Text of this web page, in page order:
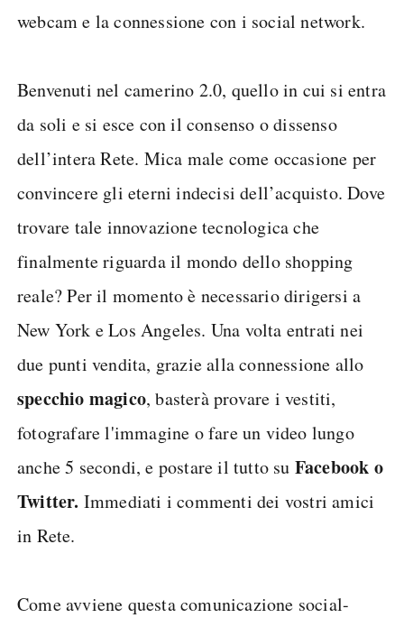
webcam e la connessione con i social network.
Benvenuti nel camerino 2.0, quello in cui si entra
da soli e si esce con il consenso o dissenso
dell’intera Rete. Mica male come occasione per
convincere gli eterni indecisi dell’acquisto. Dove
trovare tale innovazione tecnologica che
finalmente riguarda il mondo dello shopping
reale? Per il momento è necessario dirigersi a
New York e Los Angeles. Una volta entrati nei
due punti vendita, grazie alla connessione allo
specchio magico, basterà provare i vestiti,
fotografare l'immagine o fare un video lungo
anche 5 secondi, e postare il tutto su Facebook o
Twitter. Immediati i commenti dei vostri amici
in Rete.
Come avviene questa comunicazione social-